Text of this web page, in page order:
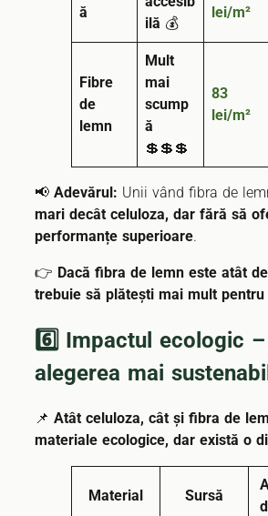
ă
ilă 💰
lei/m²
Fibre
de
lemn
Mult
mai
scump
ă
💲💲💲
83
lei/m²
📢 Adevărul: Unii vând fibra de
mari decât celuloza, dar fără să
performanțe superioare.
👉 Dacă fibra de lemn este atât
trebuie să plătești mai mult pentru
6️⃣ Impactul ecologic
alegerea mai
📌 Atât celuloza, cât și fibra de
materiale ecologice, dar există o
Material Sursă